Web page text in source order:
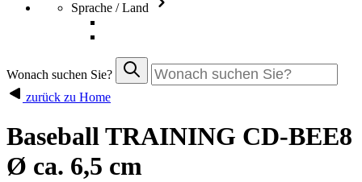
Sprache / Land
Wonach suchen Sie?
zurück zu Home
Baseball TRAINING CD-BEE8
Ø ca. 6,5 cm